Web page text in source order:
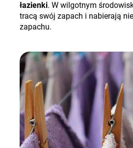
łazienki. W wilgotnym
tracą swój zapach i nabierają
zapachu.